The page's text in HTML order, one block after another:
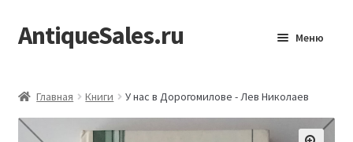
Перейти
к
Перейти
к
AntiqueSales.ru Меню
Главная Книги У нас в Дорогомилове - Лев Николаев